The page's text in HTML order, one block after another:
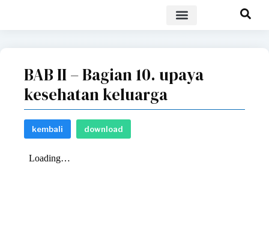
BAB II – Bagian 10. upaya
kesehatan keluarga
kembali download